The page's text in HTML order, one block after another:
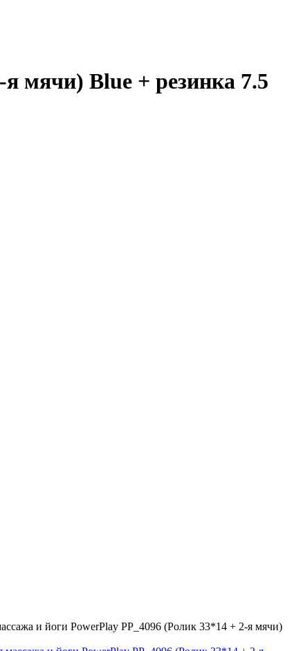
мячи) Blue + резинка 7.5
и йоги PowerPlay PP_4096 (Ролик 33*14 + 2-я мячи)